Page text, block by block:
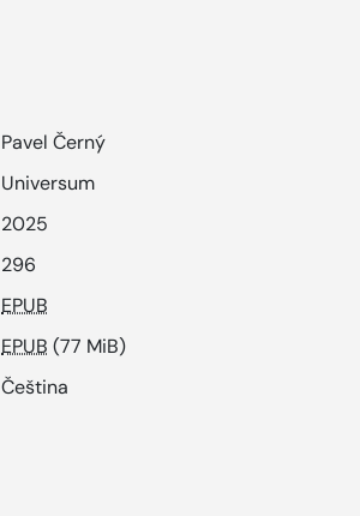
Pavel Černý
Universum
2025
296
EPUB
EPUB (77 MiB)
Čeština